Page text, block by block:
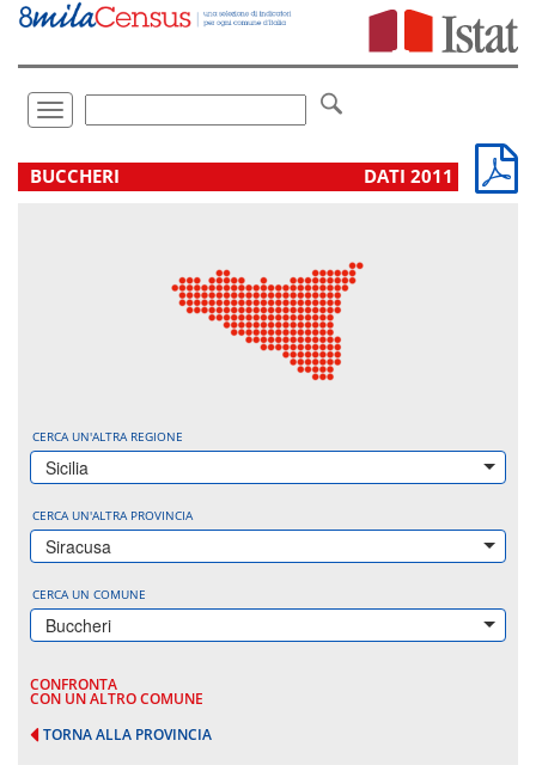
Vai
direttamente
Toggle
navigation
.
BUCCHERI DATI 2011
CERCA UN'ALTRA REGIONE
Sicilia
CERCA UN'ALTRA PROVINCIA
Siracusa
CERCA UN COMUNE
Buccheri
CONFRONTA
CON UN ALTRO COMUNE
TORNA ALLA PROVINCIA